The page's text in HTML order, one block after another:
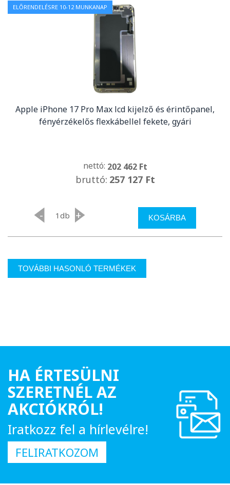
ELŐRENDELÉSRE 10-12 MUNKANAP
Apple iPhone 17 Pro Max lcd kijelző és érintőpanel,
fényérzékelős flexkábellel fekete, gyári
nettó: 202 462 Ft
bruttó: 257 127 Ft
- db + KOSÁRBA
TOVÁBBI HASONLÓ TERMÉKEK
HA ÉRTESÜLNI
SZERETNÉL AZ
AKCIÓKRÓL!
Iratkozz fel a hírlevélre!
FELIRATKOZOM